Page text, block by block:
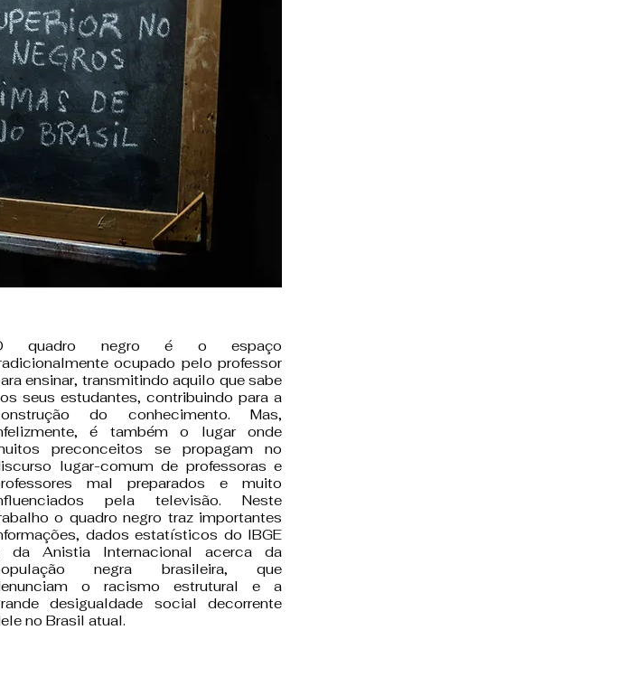
quadro negro é o espaço
ocupado pelo professor
ensinar, transmitindo aquilo que sabe
seus estudantes, contribuindo para a
do conhecimento. Mas,
é também o lugar onde
preconceitos se propagam no
lugar-comum de professoras e
mal preparados e muito
pela televisão. Neste
o quadro negro traz importantes
dados estatísticos do IBGE
da Anistia Internacional acerca da
negra brasileira, que
o racismo estrutural e a
desigualdade social decorrente
no Brasil atual.